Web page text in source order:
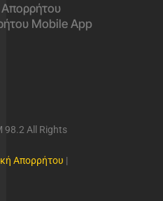
Απορρήτου
Mobile App
98.2 All Rights
Απορρήτου |